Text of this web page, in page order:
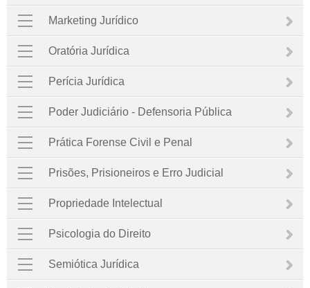
Marketing Jurídico
Oratória Jurídica
Perícia Jurídica
Poder Judiciário - Defensoria Pública
Prática Forense Civil e Penal
Prisões, Prisioneiros e Erro Judicial
Propriedade Intelectual
Psicologia do Direito
Semiótica Jurídica